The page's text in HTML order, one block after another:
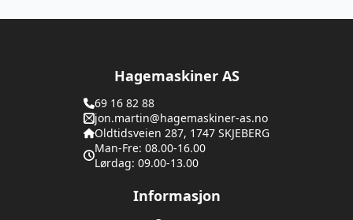
Hagemaskiner AS
69 16 82 88
jon.martin@hagemaskiner-as.no
Oldtidsveien 287, 1747 SKJEBERG
Man-Fre: 08.00-16.00
Lørdag: 09.00-13.00
Informasjon